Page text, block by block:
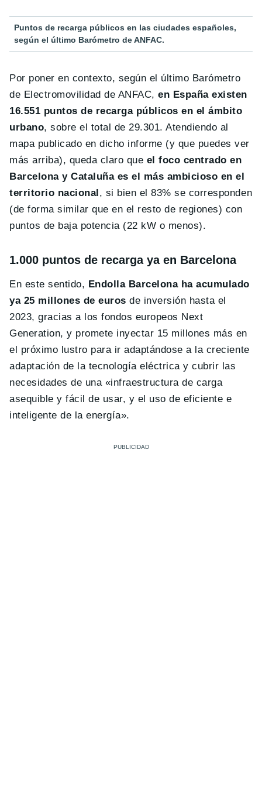
Puntos de recarga públicos en las ciudades españoles,
según el último Barómetro de ANFAC.
Por poner en contexto, según el último Barómetro
de Electromovilidad de ANFAC,en España existen
16.551 puntos de recarga públicos en el ámbito
urbano, sobre el total de 29.301. Atendiendo al
mapa publicado en dicho informe (y que puedes ver
más arriba), queda claro que el foco centrado en
Barcelona y Cataluña es el más ambicioso en el
territorio nacional, si bien el 83% se corresponden
(de forma similar que en el resto de regiones) con
puntos de baja potencia (22 kW o menos).
1.000 puntos de recarga ya en Barcelona
En este sentido, Endolla Barcelona ha acumulado
ya 25 millones de euros de inversión hasta el
2023, gracias a los fondos europeos Next
Generation, y promete inyectar 15 millones más en
el próximo lustro para ir adaptándose a la creciente
adaptación de la tecnología eléctrica y cubrir las
necesidades de una «infraestructura de carga
asequible y fácil de usar, y el uso de eficiente e
inteligente de la energía».